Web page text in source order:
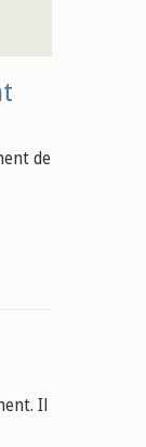
de
Il